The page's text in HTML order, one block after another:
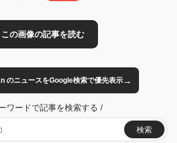
のニュースをGoogle検索で優先表示→
ワードで記事を検索する /
検索